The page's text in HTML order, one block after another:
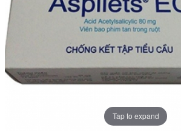
Tap to expand